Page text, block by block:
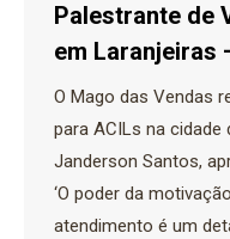
Palestrante de
em Laranjeiras
O Mago das Vendas
para ACILs na cidade
Janderson Santos,
‘O poder da
atendimento é um